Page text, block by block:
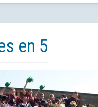
en 5